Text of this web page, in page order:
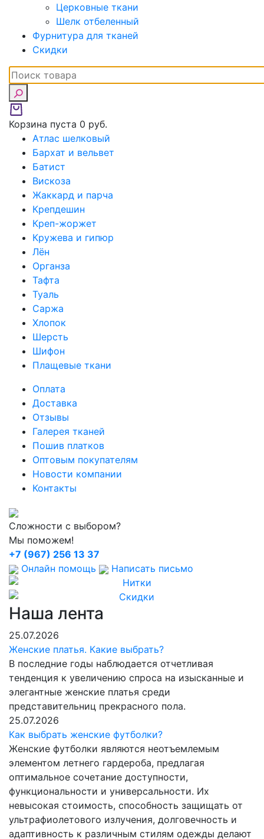
Церковные ткани
Шелк отбеленный
Фурнитура для тканей
Скидки
Корзина пуста 0 руб.
Атлас шелковый
Бархат и вельвет
Батист
Вискоза
Жаккард и парча
Крепдешин
Креп-жоржет
Кружева и гипюр
Лён
Органза
Тафта
Туаль
Саржа
Хлопок
Шерсть
Шифон
Плащевые ткани
Оплата
Доставка
Отзывы
Галерея тканей
Пошив платков
Оптовым покупателям
Новости компании
Контакты
Сложности с выбором?
Мы поможем!
+7 (967) 256 13 37
Онлайн помощь
Написать письмо
Наша лента
25.07.2026
Женские платья. Какие выбрать?
В последние годы наблюдается отчетливая
тенденция к увеличению спроса на изысканные и
элегантные женские платья среди
представительниц прекрасного пола.
25.07.2026
Как выбрать женские футболки?
Женские футболки являются неотъемлемым
элементом летнего гардероба, предлагая
оптимальное сочетание доступности,
функциональности и универсальности. Их
невысокая стоимость, способность защищать от
ультрафиолетового излучения, долговечность и
адаптивность к различным стилям одежды делают